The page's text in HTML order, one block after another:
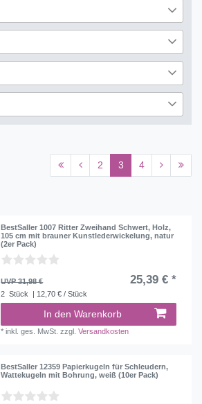
10
― €
Übernehmen
8
7
31
174
44
2 3 4
BestSaller 1007 Ritter Zweihand Schwert, Holz,
105 cm mit brauner Kunstlederwickelung, natur
(2er Pack)
UVP 31,98 € 25,39 € *
2 Stück | 12,70 € / Stück
In den Warenkorb
*inkl. ges. MwSt. zzgl.Versandkosten
BestSaller 12359 Papierkugeln für Schleudern,
Wattekugeln mit Bohrung, weiß (10er Pack)